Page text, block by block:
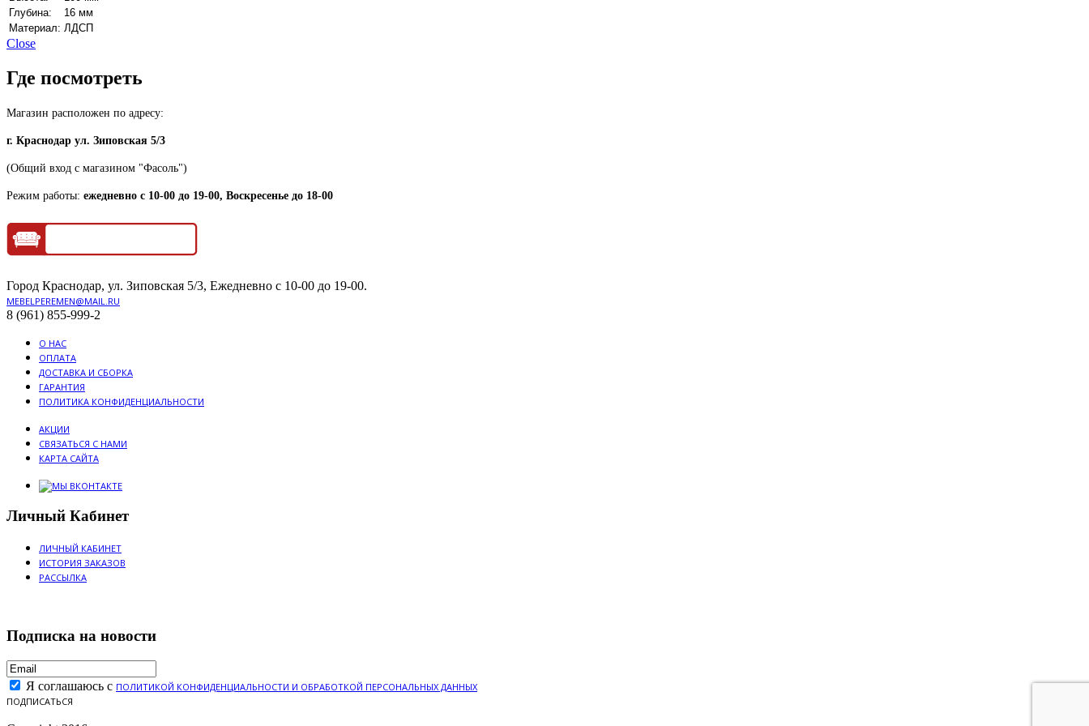
Глубина:
16 мм
Материал: ЛДСП
Close
Где посмотреть
Магазин расположен по адресу:
г. Краснодар ул. Зиповская 5/3
(Общий вход с магазином "Фасоль")
Режим работы: ежедневно с 10-00 до 19-00, Воскресенье до 18-00
Город Краснодар, ул. Зиповская 5/3, Ежедневно с 10-00 до 19-00.
MEBELPEREMEN@MAIL.RU
8 (961) 855-999-2
О НАС
ОПЛАТА
ДОСТАВКА И СБОРКА
ГАРАНТИЯ
ПОЛИТИКА КОНФИДЕНЦИАЛЬНОСТИ
АКЦИИ
СВЯЗАТЬСЯ С НАМИ
КАРТА САЙТА
Личный Кабинет
ЛИЧНЫЙ КАБИНЕТ
ИСТОРИЯ ЗАКАЗОВ
РАССЫЛКА
Подписка на новости
Я соглашаюсь с ПОЛИТИКОЙ КОНФИДЕНЦИАЛЬНОСТИ И ОБРАБОТКОЙ ПЕРСОНАЛЬНЫХ ДАННЫХ
ПОДПИСАТЬСЯ